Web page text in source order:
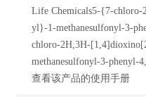
Life Chemicals5-{7-
yl}-1-methanesulfonyl-3-
chloro-2H,3H-
methanesulfonyl-3-phenyl-
查看该产品的使用手册